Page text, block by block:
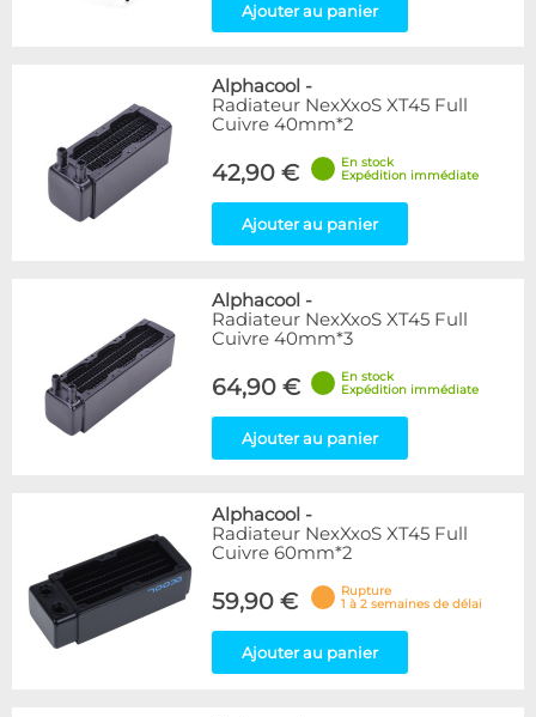
Ajouter au panier
Alphacool -
Radiateur NexXxoS XT45 Full
Cuivre 40mm*2
42,90 €
En stock
Expédition immédiate
Ajouter au panier
Alphacool -
Radiateur NexXxoS XT45 Full
Cuivre 40mm*3
64,90 €
En stock
Expédition immédiate
Ajouter au panier
Alphacool -
Radiateur NexXxoS XT45 Full
Cuivre 60mm*2
59,90 €
Rupture
1 à 2 semaines de délai
Ajouter au panier